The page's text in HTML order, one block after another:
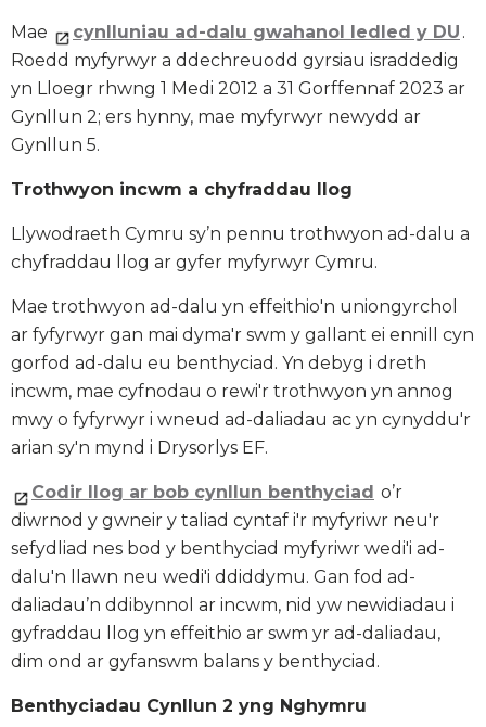
Mae cynlluniau ad-dalu gwahanol ledled y DU .
Roedd myfyrwyr a ddechreuodd gyrsiau israddedig
yn Lloegr rhwng 1 Medi 2012 a 31 Gorffennaf 2023 ar
Gynllun 2; ers hynny, mae myfyrwyr newydd ar
Gynllun 5.
Trothwyon incwm a chyfraddau llog
Llywodraeth Cymru sy’n pennu trothwyon ad-dalu a
chyfraddau llog ar gyfer myfyrwyr Cymru.
Mae trothwyon ad-dalu yn effeithio'n uniongyrchol
ar fyfyrwyr gan mai dyma'r swm y gallant ei ennill cyn
gorfod ad-dalu eu benthyciad. Yn debyg i dreth
incwm, mae cyfnodau o rewi'r trothwyon yn annog
mwy o fyfyrwyr i wneud ad-daliadau ac yn cynyddu'r
arian sy'n mynd i Drysorlys EF.
Codir llog ar bob cynllun benthyciad o’r
diwrnod y gwneir y taliad cyntaf i'r myfyriwr neu'r
sefydliad nes bod y benthyciad myfyriwr wedi'i ad-
dalu'n llawn neu wedi'i ddiddymu. Gan fod ad-
daliadau’n ddibynnol ar incwm, nid yw newidiadau i
gyfraddau llog yn effeithio ar swm yr ad-daliadau,
dim ond ar gyfanswm balans y benthyciad.
Benthyciadau Cynllun 2 yng Nghymru